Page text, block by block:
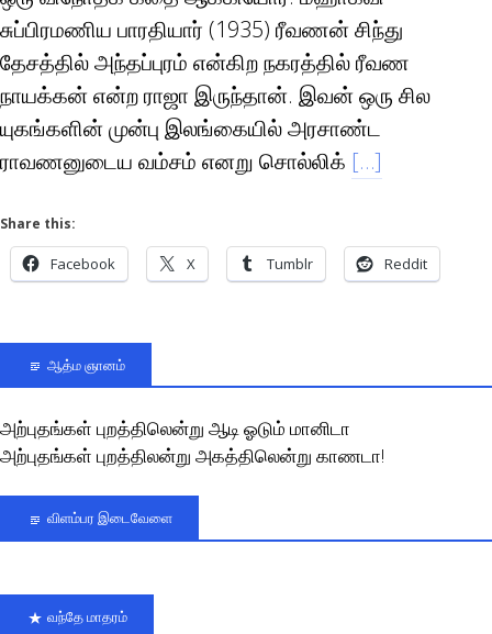
சுப்பிரமணிய பாரதியார் (1935) ரீவணன் சிந்து
தேசத்தில் அந்தப்புரம் என்கிற நகரத்தில் ரீவண
நாயக்கன் என்ற ராஜா இருந்தான். இவன் ஒரு சில
யுகங்களின் முன்பு இலங்கையில் அரசாண்ட
ராவணனுடைய வம்சம் எனறு சொல்லிக் […]
Share this:
Facebook X Tumblr Reddit
ஆத்ம ஞானம்
அற்புதங்கள் புறத்திலென்று ஆடி ஓடும் மானிடா
அற்புதங்கள் புறத்திலன்று அகத்திலென்று காணடா!
விளம்பர இடைவேளை
வந்தே மாதரம்